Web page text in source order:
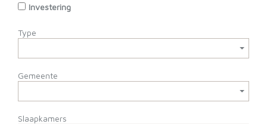
Investering
Type
Gemeente
Slaapkamers